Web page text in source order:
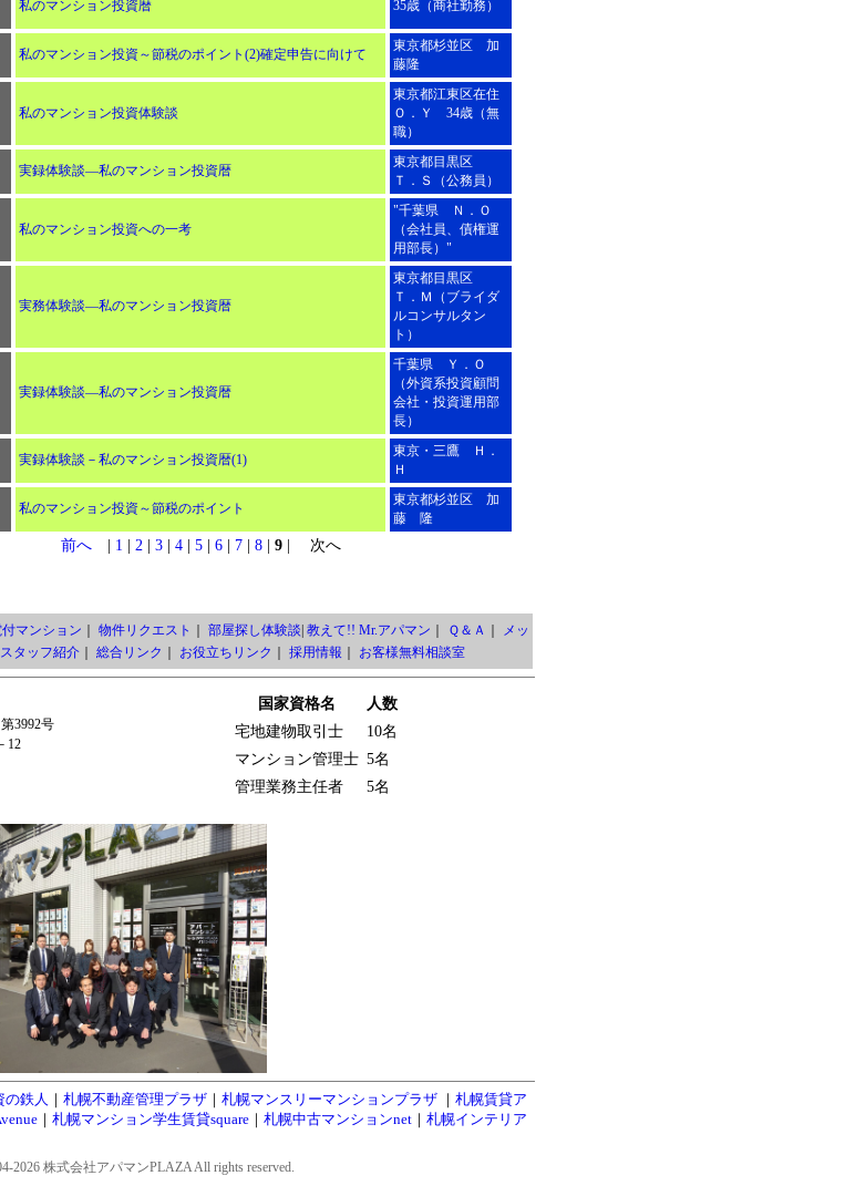
私のマンション投資暦 35歳（商社勤務）
私のマンション投資～節税のポイント(2)確定申告に向けて
東京都杉並区 加
藤隆
私のマンション投資体験談
東京都江東区在住
Ｏ．Ｙ 34歳（無
職）
実録体験談―私のマンション投資暦
東京都目黒区
Ｔ．Ｓ（公務員）
私のマンション投資への一考
"千葉県 Ｎ．Ｏ
（会社員、債権運
用部長）"
実務体験談―私のマンション投資暦
東京都目黒区
Ｔ．Ｍ（ブライダ
ルコンサルタン
ト）
実録体験談―私のマンション投資暦
千葉県 Ｙ．Ｏ
（外資系投資顧問
会社・投資運用部
長）
実録体験談－私のマンション投資暦(1)
東京・三鷹 Ｈ．
Ｈ
私のマンション投資～節税のポイント
東京都杉並区 加
藤 隆
前へ| 1 2| 3| 4| 5| 6| 7| 8| 9| 次へ
マンション 物件リクエスト 部屋探し体験談 教えて!! Mr.アパマン Ｑ＆Ａ
メッ
スタッフ紹介｜ 総合リンク お役立ちリンク 採用情報 お客様無料相談室
3992号
12
国家資格名
人数
宅地建物取引士
10名
マンション管理士 5名
管理業務主任者
5名
の鉄人 ｜ 札幌不動産管理プラザ ｜ 札幌マンスリーマンションプラザ ｜ 札幌賃貸ア
｜ 札幌マンション学生賃貸square｜ 札幌中古マンションnet｜ 札幌インテリア
2026 株式会社アパマンPLAZA All rights reserved.